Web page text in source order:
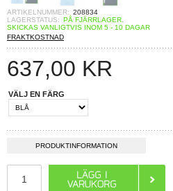
ARTIKELNUMMER: 208834
LAGERSTATUS: PÅ FJÄRRLAGER.
SKICKAS VANLIGTVIS INOM 5 - 10 DAGAR
FRAKTKOSTNAD
637,00 KR
VÄLJ EN FÄRG
PRODUKTINFORMATION